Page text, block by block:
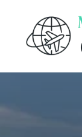
content